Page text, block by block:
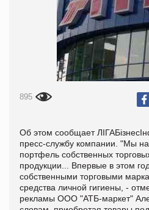
895
Об этом сообщает
пресс-службу компании. "Мы
портфель собственных
продукции... Впервые в этом
собственными торговыми
средства личной гигиены, -
рекламы ООО "АТБ-маркет"